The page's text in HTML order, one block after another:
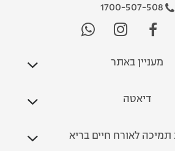
1700-507-508
מעניין באתר
דיאטה
תמיכה לאורח חיים בריא